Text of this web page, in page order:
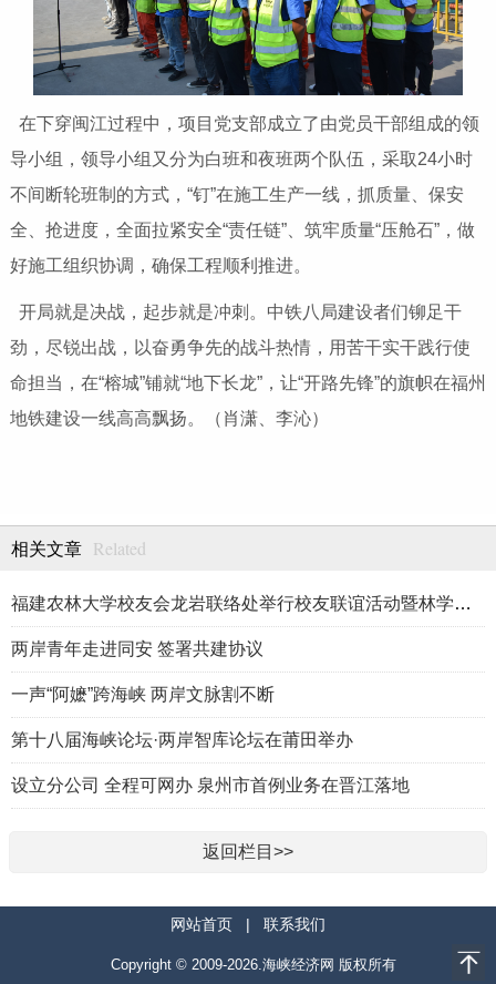
在下穿闽江过程中，项目党支部成立了由党员干部组成的领
导小组，领导小组又分为白班和夜班两个队伍，采取24小时
不间断轮班制的方式，“钉”在施工生产一线，抓质量、保安
全、抢进度，全面拉紧安全“责任链”、筑牢质量“压舱石”，做
好施工组织协调，确保工程顺利推进。
开局就是决战，起步就是冲刺。中铁八局建设者们铆足干
劲，尽锐出战，以奋勇争先的战斗热情，用苦干实干践行使
命担当，在“榕城”铺就“地下长龙”，让“开路先锋”的旗帜在福州
地铁建设一线高高飘扬。（肖潇、李沁）
相关文章 Related
福建农林大学校友会龙岩联络处举行校友联谊活动暨林学、生物医药
两岸青年走进同安 签署共建协议
一声“阿嬷”跨海峡 两岸文脉割不断
第十八届海峡论坛·两岸智库论坛在莆田举办
设立分公司 全程可网办 泉州市首例业务在晋江落地
返回栏目>>
网站首页 | 联系我们
Copyright © 2009-2026.海峡经济网 版权所有